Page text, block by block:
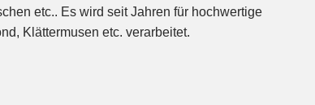
Klättermusen etc. verarbeitet.